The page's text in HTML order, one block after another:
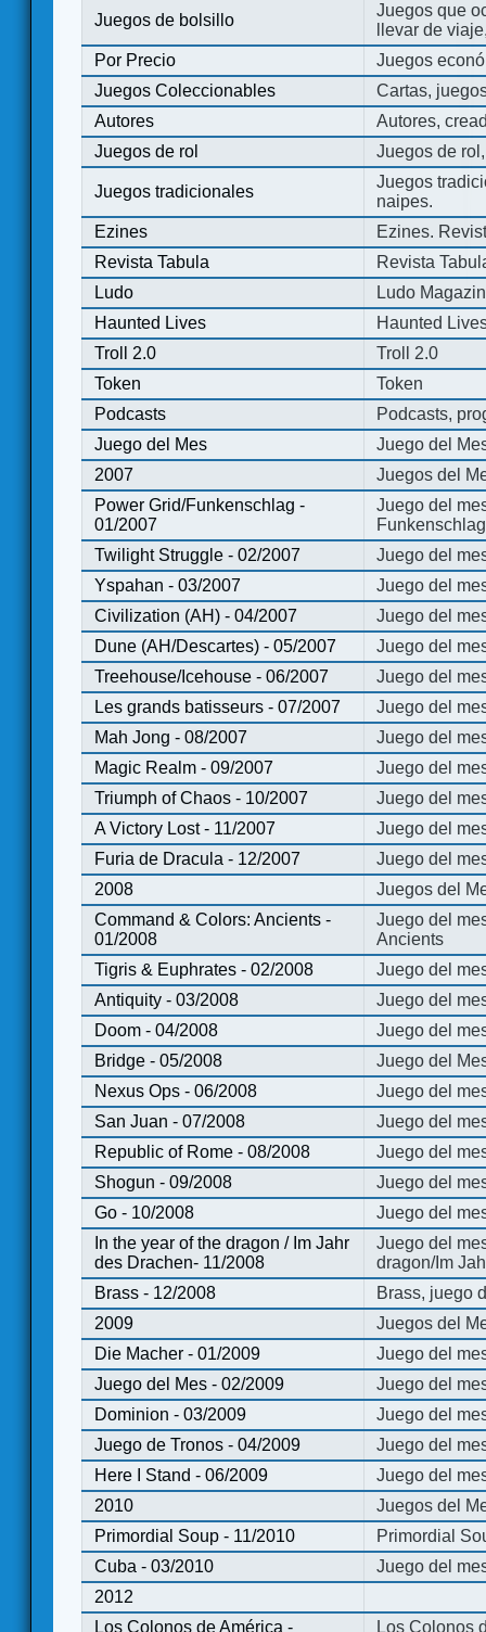
Juegos de bolsillo
Juegos que
llevar de
Por Precio
Juegos
Juegos Coleccionables
Cartas,
Autores
Autores,
Juegos de rol
Juegos de
Juegos tradicionales
Juegos
naipes.
Ezines
Ezines.
Revista Tabula
Revista
Ludo
Ludo
Haunted Lives
Haunted
Troll 2.0
Troll 2.0
Token
Token
Podcasts
Podcasts,
Juego del Mes
Juego del
2007
Juegos del
Power Grid/Funkenschlag -
01/2007
Juego del
Twilight Struggle - 02/2007
Juego del
Yspahan - 03/2007
Juego del
Civilization (AH) - 04/2007
Juego del
Dune (AH/Descartes) - 05/2007
Juego del
Treehouse/Icehouse - 06/2007
Juego del
Les grands batisseurs - 07/2007
Juego del
Mah Jong - 08/2007
Juego del
Magic Realm - 09/2007
Juego del
Triumph of Chaos - 10/2007
Juego del
A Victory Lost - 11/2007
Juego del
Furia de Dracula - 12/2007
Juego del
2008
Juegos del
Command & Colors: Ancients -
01/2008
Juego del
Ancients
Tigris & Euphrates - 02/2008
Juego del
Antiquity - 03/2008
Juego del
Doom - 04/2008
Juego del
Bridge - 05/2008
Juego del
Nexus Ops - 06/2008
Juego del
San Juan - 07/2008
Juego del
Republic of Rome - 08/2008
Juego del
Shogun - 09/2008
Juego del
Go - 10/2008
Juego del
In the year of the dragon / Im Jahr
des Drachen- 11/2008
Juego del
dragon/Im
Brass - 12/2008
Brass, juego
2009
Juegos del
Die Macher - 01/2009
Juego del
Juego del Mes - 02/2009
Juego del
Dominion - 03/2009
Juego del
Juego de Tronos - 04/2009
Juego del
Here I Stand - 06/2009
Juego del
2010
Juegos del
Primordial Soup - 11/2010
Primordial
Cuba - 03/2010
Juego del
2012
Los Colonos de América -
Los Colonos